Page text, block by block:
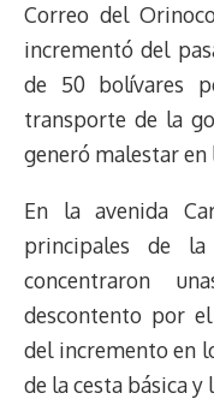
Correo del
incrementó del
de 50 bolívares
transporte de la
generó malestar
En la avenida
principales de
concentraron
descontento por
del incremento en
de la cesta básica y